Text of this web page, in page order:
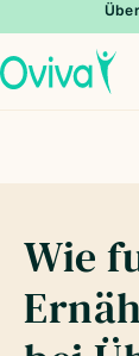
Wie